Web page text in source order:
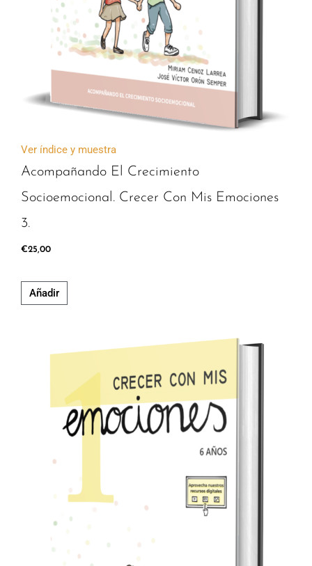
Ver índice y muestra
Acompañando El Crecimiento
Socioemocional. Crecer Con Mis Emociones
3.
€25,00
Añadir